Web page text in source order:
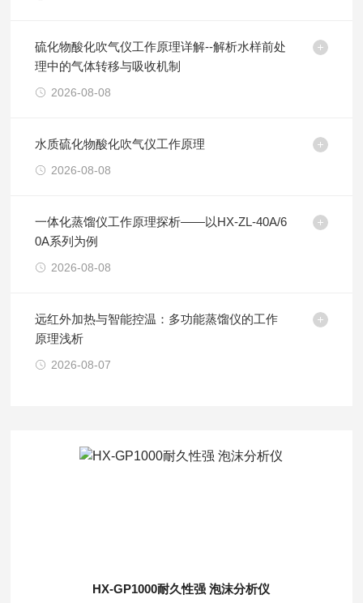
硫化物酸化吹气仪工作原理详解--解析水样前处
理中的气体转移与吸收机制
2026-08-08
水质硫化物酸化吹气仪工作原理
2026-08-08
一体化蒸馏仪工作原理探析——以HX-ZL-40A/6
0A系列为例
2026-08-08
远红外加热与智能控温：多功能蒸馏仪的工作
原理浅析
2026-08-07
HX-GP1000耐久性强 泡沫分析仪